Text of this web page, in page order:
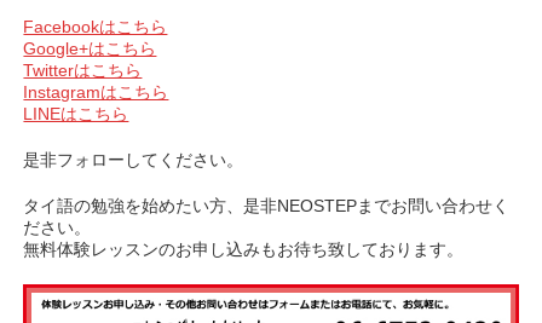
ー
Facebookはこちら
Google+はこちら
Twitterはこちら
Instagramはこちら
LINEはこちら
是非フォローしてください。
タイ語の勉強を始めたい方、是非NEOSTEPまでお問い合わせく
ださい。
無料体験レッスンのお申し込みもお待ち致しております。